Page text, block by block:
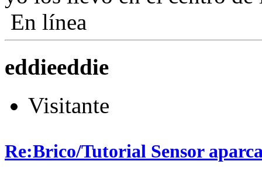
En línea
eddieeddie
Visitante
Re:Brico/Tutorial Sensor